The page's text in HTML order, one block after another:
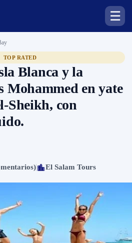
☰
TOP RATED
Blanca y la
Mohammed en yate
Sheikh, con
El Salam Tours